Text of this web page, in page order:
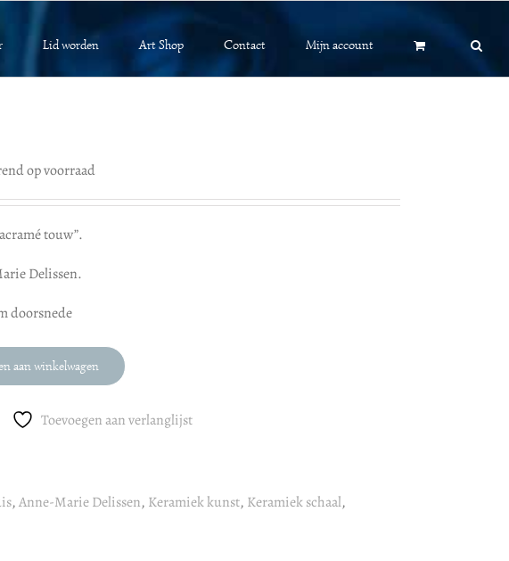
Lid worden Art Shop Contact Mijn account
op voorraad
touw”.
Delissen.
doorsnede
aan winkelwagen
Toevoegen aan verlanglijst
,Anne-Marie Delissen, Keramiek kunst, Keramiek schaal,